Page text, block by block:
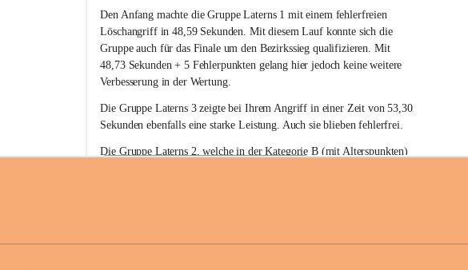
l
l
i
g
e
F
e
u
e
r
w
t
Den Anfang machte die Gruppe Laterns 1 mit einem fehlerfreien
Löschangriff in 48,59 Sekunden. Mit diesem Lauf konnte sich die
Gruppe auch für das Finale um den Bezirkssieg qualifizieren. Mit
48,73 Sekunden + 5 Fehlerpunkten gelang hier jedoch keine weitere
Verbesserung in der Wertung.
Die Gruppe Laterns 3 zeigte bei Ihrem Angriff in einer Zeit von 53,30
Sekunden ebenfalls eine starke Leistung. Auch sie blieben fehlerfrei.
Die Gruppe Laterns 2, welche in der Kategorie B (mit Alterspunkten)